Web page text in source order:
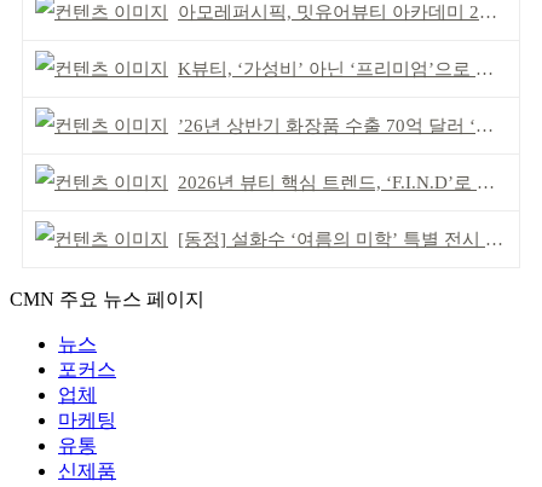
아모레퍼시픽, 밋유어뷰티 아카데미 2기 발대식
K뷰티, ‘가성비’ 아닌 ‘프리미엄’으로 승부걸어야
’26년 상반기 화장품 수출 70억 달러 ‘역대 최고’
2026년 뷰티 핵심 트렌드, ‘F.I.N.D’로 읽는다
[동정] 설화수 ‘여름의 미학’ 특별 전시 개최
CMN 주요 뉴스 페이지
뉴스
포커스
업체
마케팅
유통
신제품